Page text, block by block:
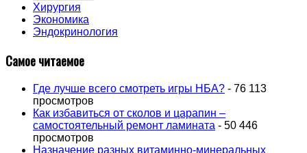
Хирургия
Экономика
Эндокринология
Самое читаемое
Где лучше всего смотреть игры НБА? - 76 113
просмотров
Как избавиться от сколов и царапин –
самостоятельный ремонт ламината - 50 446
просмотров
Назначение разных витаминно-минеральных